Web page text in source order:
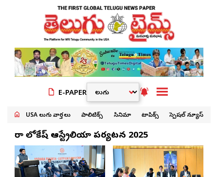
E-PAPER
USA తెలుగు వార్తలు పాలిటిక్స్ సినిమా టాపిక్స్ స్పెషల్ న్యూస్
నారా లోకేష్ ఆస్ట్రేలియా పర్యటన 2025